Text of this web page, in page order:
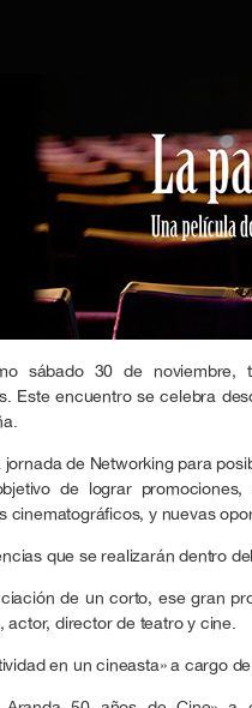
sábado 30 de
Este encuentro se celebra
jornada de Networking para
de lograr promociones,
cinematográficos, y nuevas
que se realizarán dentro
de un corto, ese gran
actor, director de teatro y cine.
en un cineasta» a cargo